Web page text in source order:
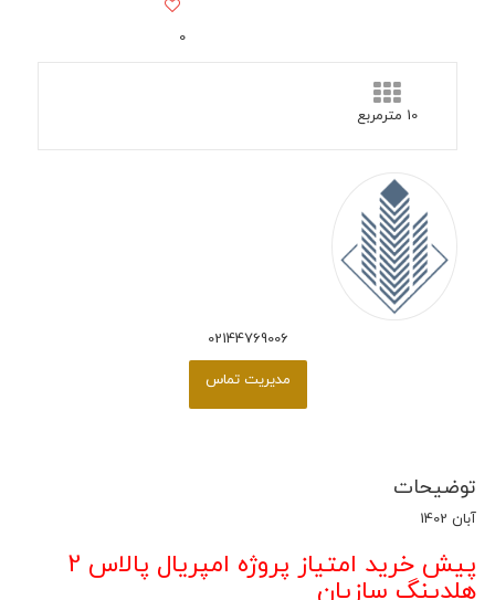
10 مترمربع
02144769006
مدیریت تماس
توضیحات
آبان 1402
پیش خرید امتیاز پروژه امپریال پالاس 2
هلدینگ سازیان